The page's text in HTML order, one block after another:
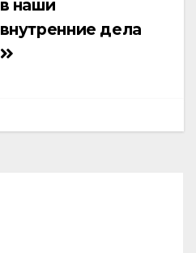
в наши
внутренние дела